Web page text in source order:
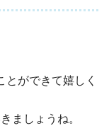
ができて嬉しく
ましょうね。